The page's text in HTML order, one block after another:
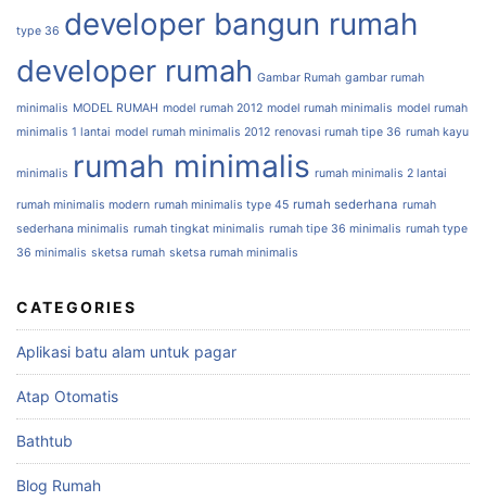
type 36 developer bangun rumah
developer rumah Gambar Rumah gambar rumah
minimalis MODEL RUMAH model rumah 2012 model rumah minimalis model rumah
minimalis 1 lantai model rumah minimalis 2012 renovasi rumah tipe 36 rumah kayu
minimalis rumah minimalis rumah minimalis 2 lantai
rumah minimalis modern rumah minimalis type 45 rumah sederhana rumah
sederhana minimalis rumah tingkat minimalis rumah tipe 36 minimalis rumah type
36 minimalis sketsa rumah sketsa rumah minimalis
CATEGORIES
Aplikasi batu alam untuk pagar
Atap Otomatis
Bathtub
Blog Rumah